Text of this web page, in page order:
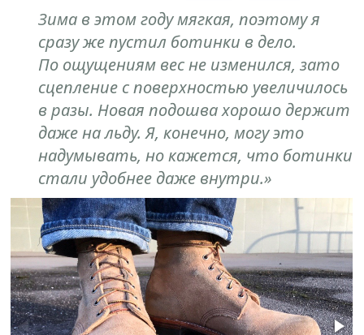
Зима в этом году мягкая, поэтому я
сразу же пустил ботинки в дело.
По ощущениям вес не изменился, зато
сцепление с поверхностью увеличилось
в разы. Новая подошва хорошо держит
даже на льду. Я, конечно, могу это
надумывать, но кажется, что ботинки
стали удобнее даже внутри.»